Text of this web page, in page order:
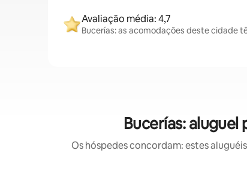
Avaliação média: 4,7
Bucerías: as acomodações deste cidade
Bucerías:
Os hóspedes concordam: estes